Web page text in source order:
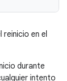
reinicio en el
durante
intento